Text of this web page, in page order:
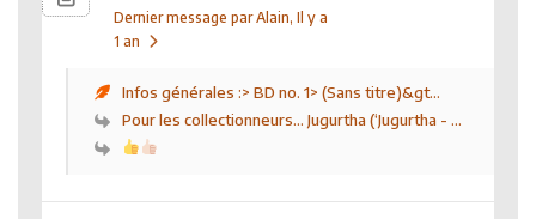
Dernier message par Alain, Il y a
1 an
Infos générales :> BD no. 1> (Sans titre)&gt...
Pour les collectionneurs… Jugurtha (‘Jugurtha - ...